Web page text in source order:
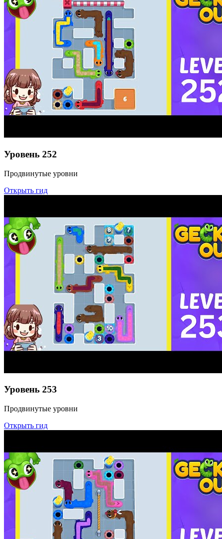
Уровень 252
Продвинутые уровни
Открыть гид
Уровень 253
Продвинутые уровни
Открыть гид